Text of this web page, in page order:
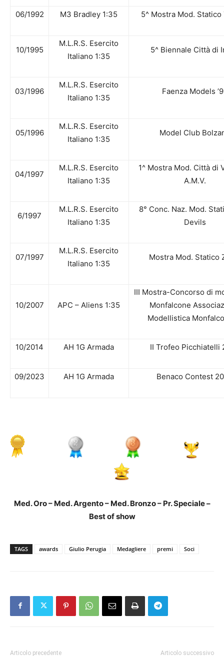
06/1992 M3 Bradley 1:35 5^ Mostra Mod.
10/1995
M.L.R.S. Esercito
Italiano 1:35
5^ Biennale Città di
03/1996
M.L.R.S. Esercito
Italiano 1:35
Faenza Models
05/1996
M.L.R.S. Esercito
Italiano 1:35
Model Club
04/1997
M.L.R.S. Esercito
Italiano 1:35
1^ Mostra Mod. Città di
A.M.V.
6/1997
M.L.R.S. Esercito
Italiano 1:35
8° Conc. Naz. Mod.
Devils
07/1997
M.L.R.S. Esercito
Italiano 1:35
Mostra Mod. Statico
10/2007 APC – Aliens 1:35
III Mostra-Concorso di
Monfalcone
Modellistica
10/2014 AH 1G Armada II Trofeo Picchiatelli
09/2023 AH 1G Armada Benaco Contest
Med. Oro – Med. Argento – Med. Bronzo – Pr. Speciale –
Best of show
TAGS awards Giulio Perugia Medagliere premi Soci
Articolo precedente Articolo successivo